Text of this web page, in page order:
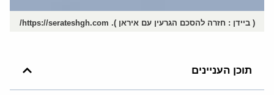
( ביידן : חזרה להסכם הגרעין עם איראן ). https://serateshgh.com/
תוכן העניינים